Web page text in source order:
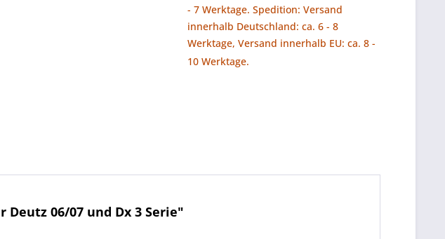
- 7 Werktage. Spedition: Versand
innerhalb Deutschland: ca. 6 - 8
Werktage, Versand innerhalb EU: ca. 8 -
10 Werktage.
06/07 und Dx 3 Serie"